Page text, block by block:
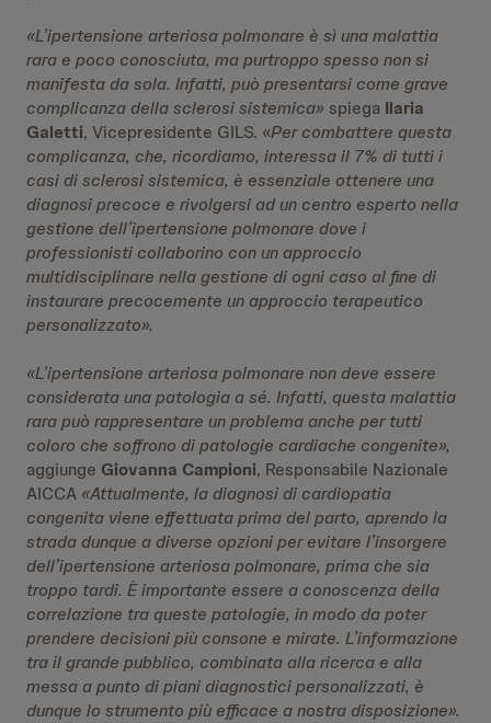
«L’ipertensione arteriosa polmonare è sì una malattia
rara e poco conosciuta, ma purtroppo spesso non si
manifesta da sola. Infatti, può presentarsi come grave
complicanza della sclerosi sistemica» spiega Ilaria
Galetti, Vicepresidente GILS. «Per combattere questa
complicanza, che, ricordiamo, interessa il 7% di tutti i
casi di sclerosi sistemica, è essenziale ottenere una
diagnosi precoce e rivolgersi ad un centro esperto nella
gestione dell’ipertensione polmonare dove i
professionisti collaborino con un approccio
multidisciplinare nella gestione di ogni caso al fine di
instaurare precocemente un approccio terapeutico
personalizzato».
«L’ipertensione arteriosa polmonare non deve essere
considerata una patologia a sé. Infatti, questa malattia
rara può rappresentare un problema anche per tutti
coloro che soffrono di patologie cardiache congenite»,
aggiunge Giovanna Campioni, Responsabile Nazionale
AICCA «Attualmente, la diagnosi di cardiopatia
congenita viene effettuata prima del parto, aprendo la
strada dunque a diverse opzioni per evitare l’insorgere
dell’ipertensione arteriosa polmonare, prima che sia
troppo tardi. È importante essere a conoscenza della
correlazione tra queste patologie, in modo da poter
prendere decisioni più consone e mirate. L’informazione
tra il grande pubblico, combinata alla ricerca e alla
messa a punto di piani diagnostici personalizzati, è
dunque lo strumento più efficace a nostra disposizione».